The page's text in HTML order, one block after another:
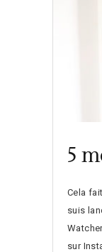
5
Cela
suis
sur